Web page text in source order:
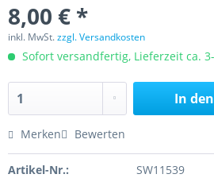
8,00 € *
inkl. MwSt.zzgl. Versandkosten
Sofort versandfertig, Lieferzeit ca.
In den
Merken Bewerten
Artikel-Nr.: SW11539